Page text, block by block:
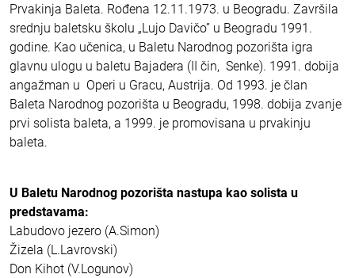
Prvakinja Baleta. Rođena 12.11.1973. u Beogradu. Završila
srednju baletsku školu „Lujo Davičo” u Beogradu 1991.
godine. Kao učenica, u Baletu Narodnog pozorišta igra
glavnu ulogu u baletu Bajadera (II čin, Senke). 1991. dobija
angažman u Operi u Gracu, Austrija. Od 1993. je član
Baleta Narodnog pozorišta u Beogradu, 1998. dobija zvanje
prvi solista baleta, a 1999. je promovisana u prvakinju
baleta.
U Baletu Narodnog pozorišta nastupa kao solista u
predstavama:
Labudovo jezero (A.Simon)
Žizela (L.Lavrovski)
Don Kihot (V.Logunov)